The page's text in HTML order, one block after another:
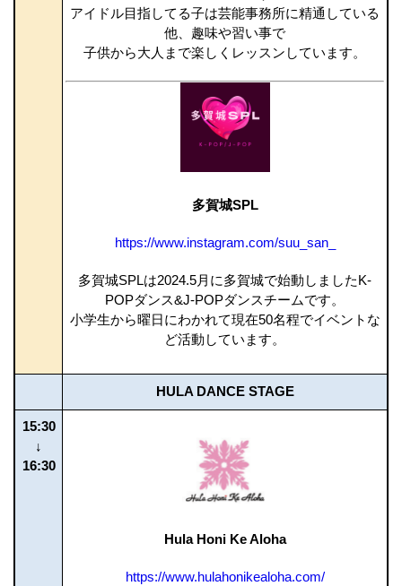
アイドル目指してる子は芸能事務所に精通している
他、趣味や習い事で
子供から大人まで楽しくレッスンしています。
多賀城SPL
https://www.instagram.com/suu_san_
多賀城SPLは2024.5月に多賀城で始動しましたK-
POPダンス&J-POPダンスチームです。
小学生から曜日にわかれて現在50名程でイベントな
ど活動しています。
HULA DANCE STAGE
15:30
↓
16:30
Hula Honi Ke Aloha
https://www.hulahonikealoha.com/